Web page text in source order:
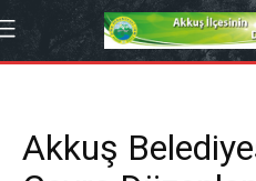
Akkuş